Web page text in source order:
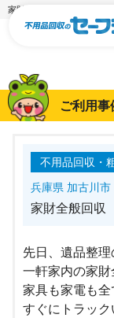
家財全般回収
ご利用事
不用品回収・
兵庫県 加古川市
家財全般回収
先日、遺品整理
一軒家内の家財
家具も家電も
すぐにトラック